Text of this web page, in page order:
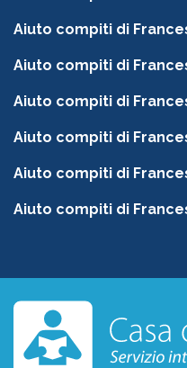
Aiuto compiti di
Aiuto compiti di
Aiuto compiti di
Aiuto compiti di
Aiuto compiti di
Aiuto compiti di